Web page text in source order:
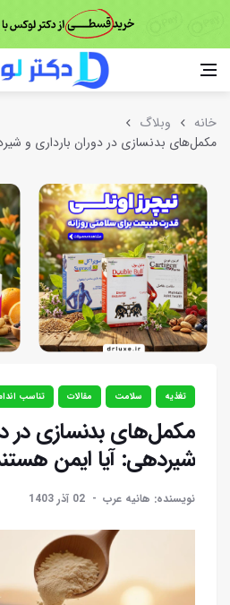
خانه
وبلاگ
مکمل‌های بدنسازی در دوران بارداری و
تغذیه سلامت مقالات تناسب
مکمل‌های بدنسازی در
شیردهی: آیا ایمن
نویسنده: هانیه عرب 02 آذر 1403